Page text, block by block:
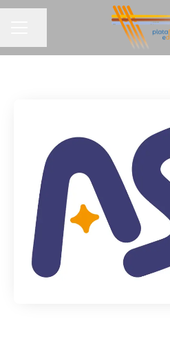
MENÚ BORSA DE TREBALL